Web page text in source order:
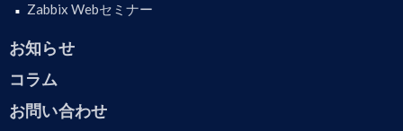
Zabbix Webセミナー
お知らせ
コラム
お問い合わせ